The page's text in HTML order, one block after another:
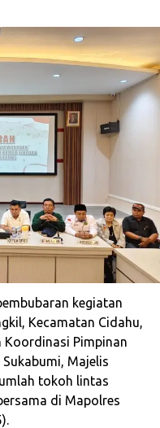
kegiatan
Kecamatan Cidahu,
Koordinasi Pimpinan
Majelis
tokoh lintas
di Mapolres